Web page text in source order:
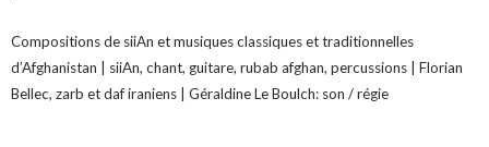
Compositions de siiAn et musiques classiques et traditionnelles
d’Afghanistan | siiAn, chant, guitare, rubab afghan, percussions | Florian
Bellec, zarb et daf iraniens | Géraldine Le Boulch: son / régie